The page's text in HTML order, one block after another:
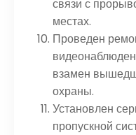
связи с
местах.
Проведен
взамен
охраны.
Установлен
пропускной